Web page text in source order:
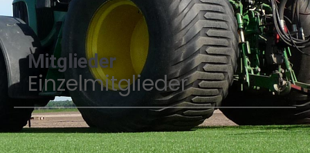
Mitglieder
Einzelmitglieder